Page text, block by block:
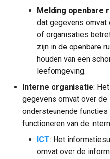
Melding openbare
dat gegevens omvat
of organisaties
zijn in de openbare
houden van een
leefomgeving.
Interne organisatie:
gegevens omvat over
ondersteunende functies
functioneren van de
ICT: Het
omvat over de